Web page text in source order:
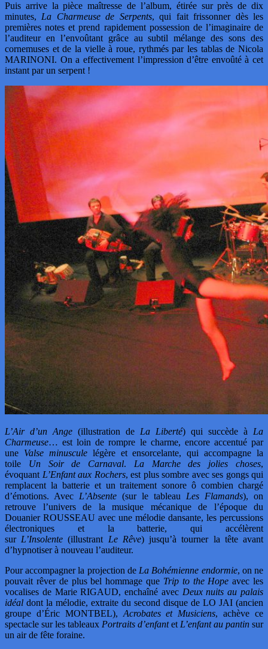
Puis arrive la pièce maîtresse de l’album, étirée sur près de dix
minutes,La Charmeuse de Serpents, qui fait frissonner dès les
premières notes et prend rapidement possession de l’imaginaire de
l’auditeur en l’envoûtant grâce au subtil mélange des sons des
cornemuses et de la vielle à roue, rythmés par les tablas de Nicola
MARINONI. On a effectivement l’impression d’être envoûté à cet
instant par un serpent !
L’Air d’un Ange (illustration de La Liberté) qui succède à La
Charmeuse… est loin de rompre le charme, encore accentué par
une Valse minuscule légère et ensorcelante, qui accompagne la
toile Un Soir de Carnaval. La Marche des jolies choses,
évoquant L’Enfant aux Rochers, est plus sombre avec ses gongs qui
remplacent la batterie et un traitement sonore ô combien chargé
d’émotions. Avec L’Absente (sur le tableau Les Flamands), on
retrouve l’univers de la musique mécanique de l’époque du
Douanier ROUSSEAU avec une mélodie dansante, les percussions
électroniques et la batterie, qui accélèrent
surL’Insolente(illustrant Le Rêve) jusqu’à tourner la tête avant
d’hypnotiser à nouveau l’auditeur.
Pour accompagner la projection deLa Bohémienne endormie, on ne
pouvait rêver de plus bel hommage que Trip to the Hope avec les
vocalises de Marie RIGAUD, enchaîné avec Deux nuits au palais
idéal dont la mélodie, extraite du second disque de LO JAI (ancien
groupe d’Éric MONTBEL),Acrobates et Musiciens, achève ce
spectacle sur les tableaux Portraits d’enfantetL’enfant au pantin sur
un air de fête foraine.